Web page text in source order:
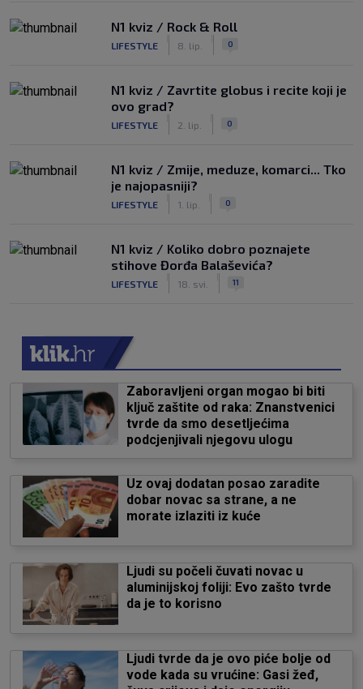
N1 kviz / Rock & Roll
LIFESTYLE 8. lip. 0
N1 kviz / Zavrtite globus i recite koji je
ovo grad?
LIFESTYLE 2. lip. 0
N1 kviz / Zmije, meduze, komarci... Tko
je najopasniji?
LIFESTYLE 1. lip. 0
N1 kviz / Koliko dobro poznajete
stihove Đorđa Balaševića?
LIFESTYLE 18. svi. 11
Zaboravljeni organ mogao bi biti
ključ zaštite od raka: Znanstvenici
tvrde da smo desetljećima
podcjenjivali njegovu ulogu
Uz ovaj dodatan posao zaradite
dobar novac sa strane, a ne
morate izlaziti iz kuće
Ljudi su počeli čuvati novac u
aluminijskoj foliji: Evo zašto tvrde
da je to korisno
Ljudi tvrde da je ovo piće bolje od
vode kada su vrućine: Gasi žeđ,